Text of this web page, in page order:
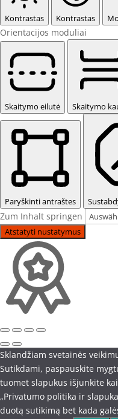
Kontrastas Kontrastas
Orientacijos moduliai
Skaitymo eilutė Skaitymo
Paryškinti antraštes
Zum Inhalt springen
Atstatyti nustatymus
Sklandžiam svetainės
Sutikdami, paspauskite
tuomet slapukus išjunkite
„Privatumo politika ir
duotą sutikimą bet kada